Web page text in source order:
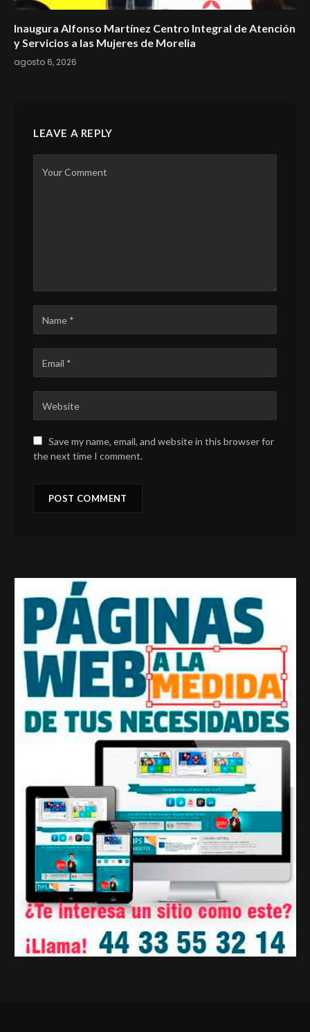
Inaugura Alfonso Martínez Centro Integral de Atención
y Servicios a las Mujeres de Morelia
agosto 6, 2026
LEAVE A REPLY
Save my name, email, and website in this browser for
the next time I comment.